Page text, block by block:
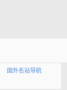
国外名站导航